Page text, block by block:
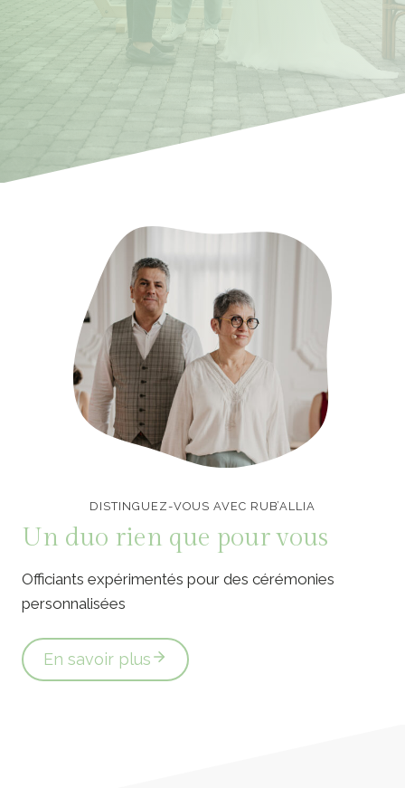
DISTINGUEZ-VOUS AVEC RUB’ALLIA
Un duo rien que pour vous
Officiants expérimentés pour des cérémonies
personnalisées
En savoir plus